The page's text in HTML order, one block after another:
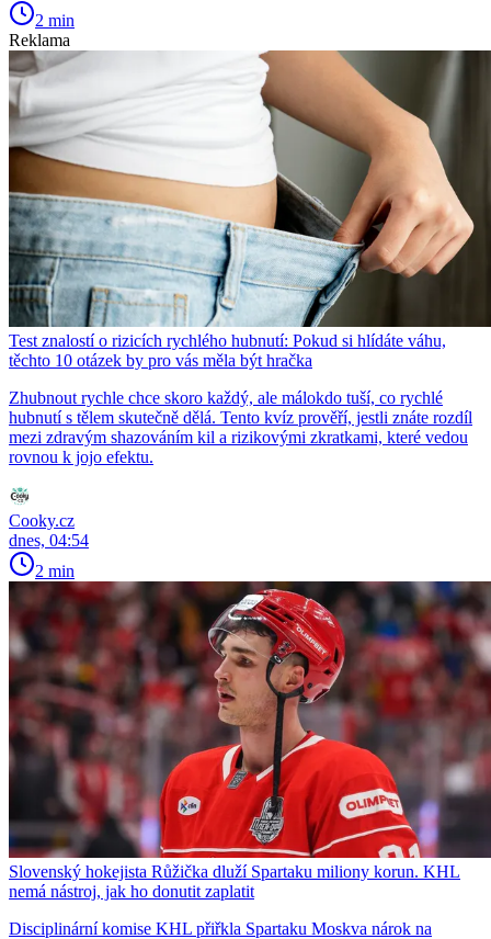
2 min
Reklama
Test znalostí o rizicích rychlého hubnutí: Pokud si hlídáte váhu,
těchto 10 otázek by pro vás měla být hračka
Zhubnout rychle chce skoro každý, ale málokdo tuší, co rychlé
hubnutí s tělem skutečně dělá. Tento kvíz prověří, jestli znáte rozdíl
mezi zdravým shazováním kil a rizikovými zkratkami, které vedou
rovnou k jojo efektu.
Cooky.cz
dnes, 04:54
2 min
Slovenský hokejista Růžička dluží Spartaku miliony korun. KHL
nemá nástroj, jak ho donutit zaplatit
Disciplinární komise KHL přiřkla Spartaku Moskva nárok na